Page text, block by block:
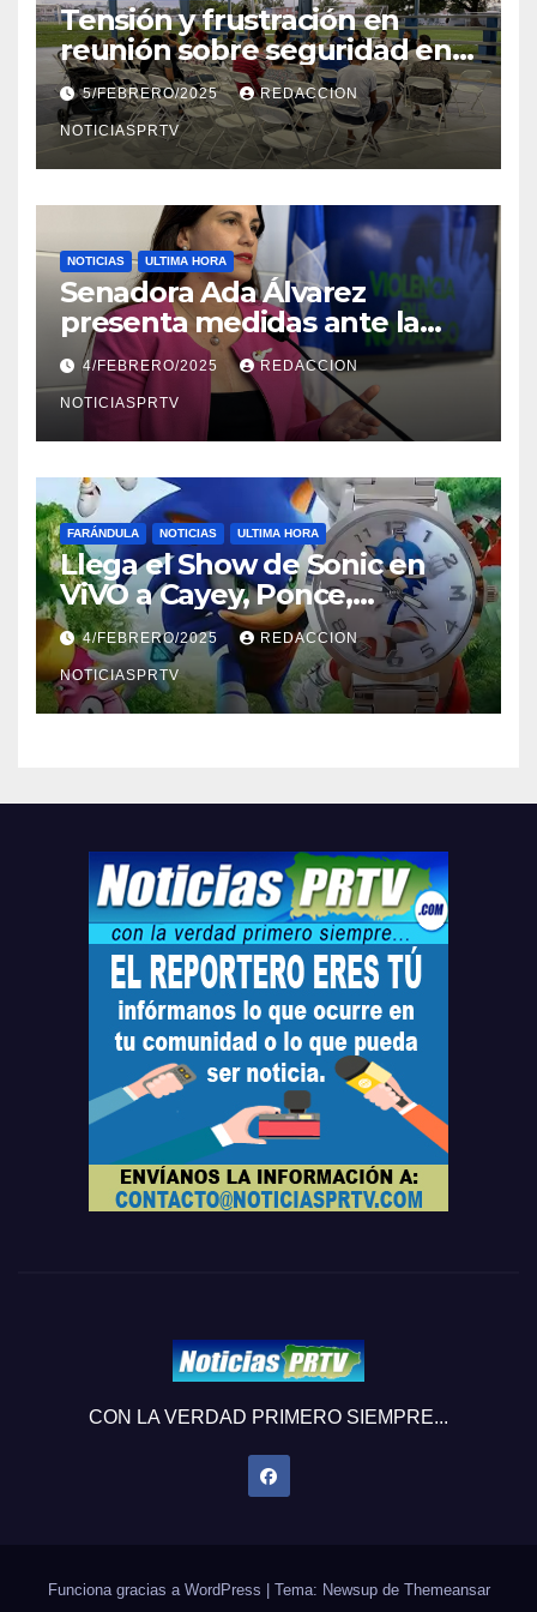
Tensión y frustración en
reunión sobre seguridad en
Reparto Metropolitano
5/FEBRERO/2025 REDACCION
NOTICIASPRTV
NOTICIAS ULTIMA HORA
Senadora Ada Álvarez
presenta medidas ante la
violencia en el noviazgo
4/FEBRERO/2025 REDACCION
NOTICIASPRTV
FARÁNDULA NOTICIAS ULTIMA HORA
Llega el Show de Sonic en
ViVO a Cayey, Ponce,
Barceloneta y Humacao,
Relojes gratis para el que
compre ahora….
4/FEBRERO/2025 REDACCION
NOTICIASPRTV
CON LA VERDAD PRIMERO SIEMPRE...
Funciona gracias a WordPress Tema: Newsup de Themeansar